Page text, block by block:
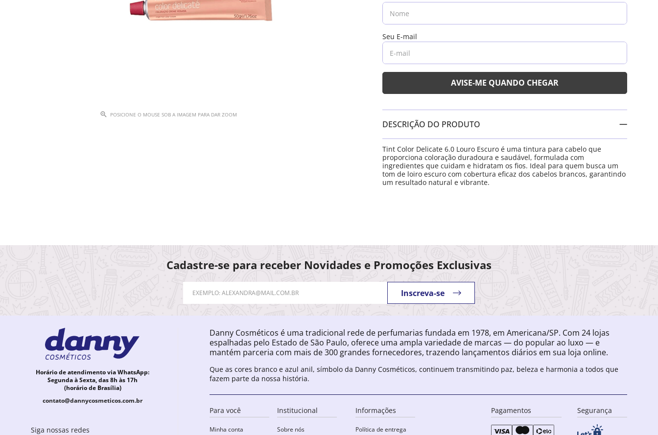
POSICIONE O MOUSE SOB A IMAGEM PARA DAR ZOOM
DESCRIÇÃO DO PRODUTO
Tint Color Delicate 6.0 Louro Escuro é uma tintura para cabelo que
proporciona coloração duradoura e saudável, formulada com
ingredientes que cuidam e hidratam os fios. Ideal para quem busca um
tom de loiro escuro com cobertura eficaz dos cabelos brancos, garantindo
um resultado natural e vibrante.
Cadastre-se para receber Novidades e Promoções Exclusivas
Inscreva-se
Horário de atendimento via WhatsApp:
Segunda à Sexta, das 8h às 17h
(horário de Brasília)
contato@dannycosmeticos.com.br
Siga nossas redes
Danny Cosméticos é uma tradicional rede de perfumarias fundada em 1978, em Americana/SP. Com 24 lojas
espalhadas pelo Estado de São Paulo, oferece uma ampla variedade de marcas — do popular ao luxo — e
mantém parceria com mais de 300 grandes fornecedores, trazendo lançamentos diários em sua loja online.
Que as cores branco e azul anil, símbolo da Danny Cosméticos, continuem transmitindo paz, beleza e harmonia a todos que
fazem parte da nossa história.
Para você
Minha conta
Institucional
Sobre nós
Informações
Política de entrega
Pagamentos Segurança